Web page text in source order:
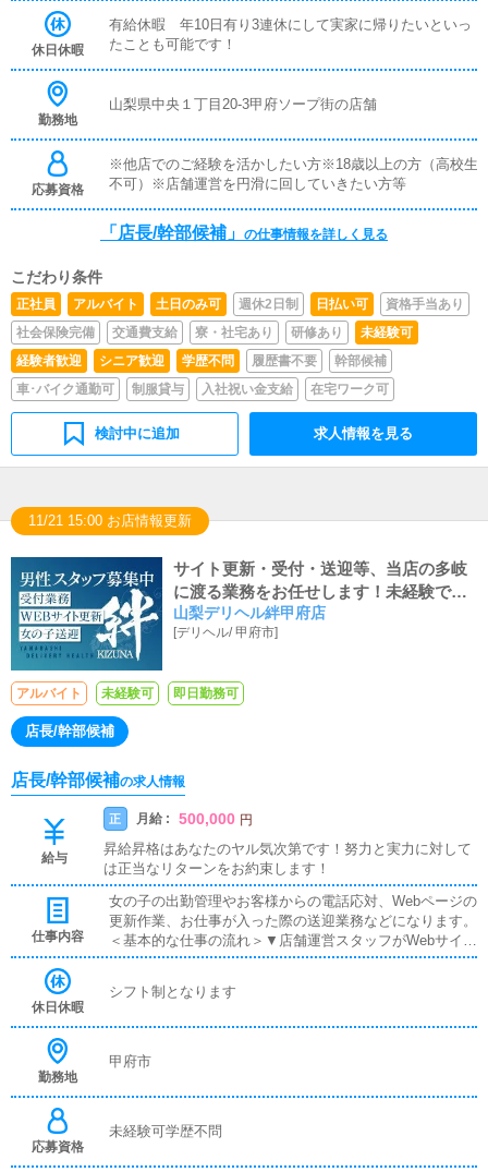
ール確認◎その他清掃や備品管理等、店舗運営のサポート
業務受付業務がメインとなります。業務全般に慣れていた
休日休暇
有給休暇 年10日有り3連休にして実家に帰りたいといっ
たことも可能です！
勤務地
山梨県中央１丁目20-3甲府ソープ街の店舗
応募資格
※他店でのご経験を活かしたい方※18歳以上の方（高校生
不可）※店舗運営を円滑に回していきたい方等
「店長/幹部候補」 の仕事情報を詳しく見る
こだわり条件
正社員 アルバイト 土日のみ可 週休2日制 日払い可
資格手当あり
社会保険完備
交通費支給 寮・社宅あり 研修あり
未経験可
経験者歓迎
シニア歓迎 学歴不問 履歴書不要
幹部候補
車･バイク通勤可
制服貸与 入社祝い金支給 在宅ワーク可
検討中に追加 求人情報を見る
11/21 15:00 お店情報更新
サイト更新・受付・送迎等、当店の多岐
に渡る業務をお任せします！未経験でも
しっかりと教えます！
山梨デリヘル絆甲府店
[デリヘル/甲府市]
アルバイト 未経験可 即日勤務可
店長/幹部候補
店長/幹部候補の求人情報
給与
正 月給 : 500,000 円
昇給昇格はあなたのヤル気次第です！努力と実力に対して
は正当なリターンをお約束します！
仕事内容
女の子の出勤管理やお客様からの電話応対、Webページの
更新作業、お仕事が入った際の送迎業務などになります。
＜基本的な仕事の流れ＞▼店舗運営スタッフがWebサイト
全般の情報更新女の子の出勤登録やお店の最新情報を公開
わせやご予約を確認します。▼自宅・ホテルへの送迎女の
い、デザイナーやフォトグラファーに発注依頼を行いま
休日休暇
シフト制となります
勤務地
甲府市
応募資格
未経験可学歴不問